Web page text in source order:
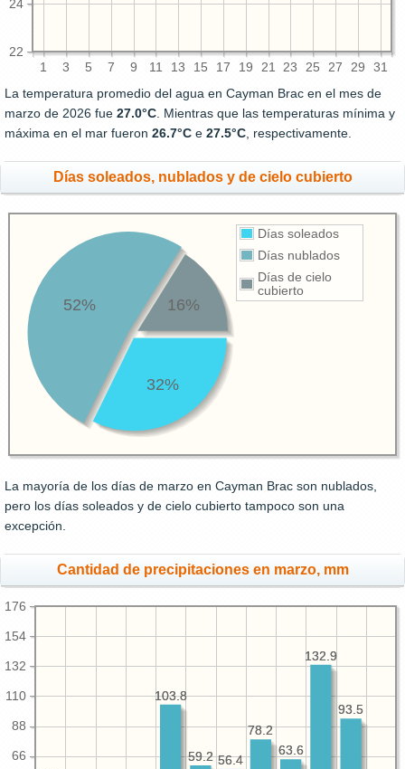
1 3 5 7 9 11 13 15 17 19 21 23 25 27 29 31
22
24
La temperatura promedio del agua en Cayman Brac en el mes de
marzo de 2026 fue 27.0°C . Mientras que las temperaturas mínima y
máxima en el mar fueron 26.7°C e 27.5°C , respectivamente.
Días soleados, nublados y de cielo cubierto
Días soleados
Días nublados
Días de cielo
cubierto
32%
52% 16%
La mayoría de los días de marzo en Cayman Brac son nublados,
pero los días soleados y de cielo cubierto tampoco son una
excepción.
Cantidad de precipitaciones en marzo, mm
66
88
110
132
154
176
93.5
132.9
63.6
78.2
56.4
59.2
103.8
93.5
132.9
63.6
78.2
56.4
59.2
103.8